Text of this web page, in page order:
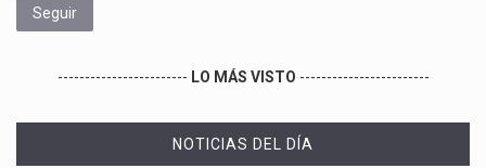
Seguir
------------------------ LO MÁS VISTO ------------------------
NOTICIAS DEL DÍA